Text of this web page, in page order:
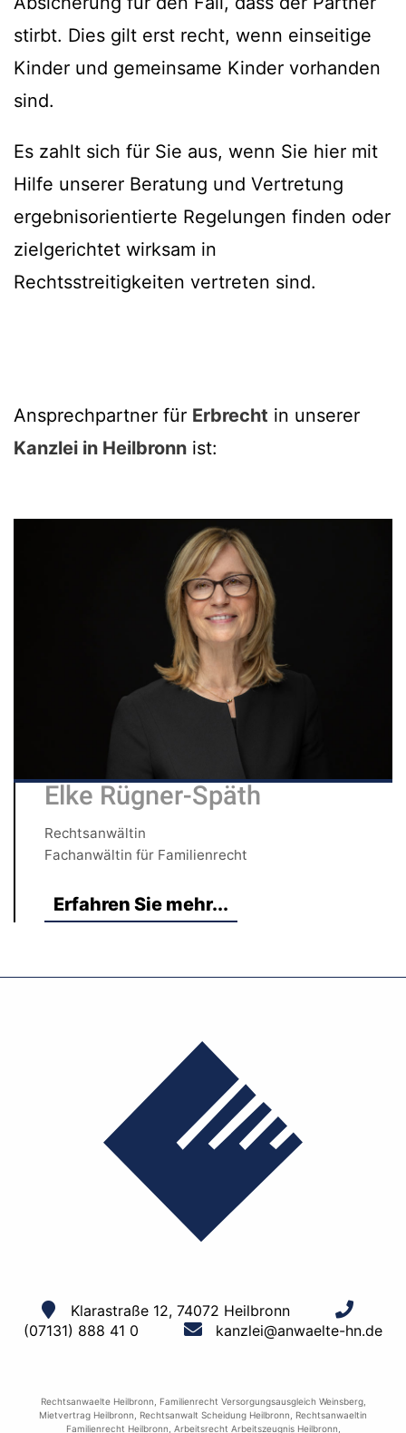
stirbt. Dies gilt erst recht, wenn einseitige
Kinder und gemeinsame Kinder vorhanden
sind.
Es zahlt sich für Sie aus, wenn Sie hier mit
Hilfe unserer Beratung und Vertretung
ergebnisorientierte Regelungen finden oder
zielgerichtet wirksam in
Rechtsstreitigkeiten vertreten sind.
Ansprechpartner für Erbrecht in unserer
Kanzlei in Heilbronn ist:
Elke Rügner-Späth
Rechtsanwältin
Fachanwältin für Familienrecht
Erfahren Sie mehr...
Klarastraße 12, 74072 Heilbronn
(07131) 888 41 0
kanzlei@anwaelte-hn.de
Rechtsanwaelte Heilbronn Familienrecht Versorgungsausgleich Weinsberg,
Mietvertrag Heilbronn
Rechtsanwalt Scheidung Heilbronn
Rechtsanwaeltin
Familienrecht Heilbronn Arbeitsrecht Arbeitszeugnis Heilbronn